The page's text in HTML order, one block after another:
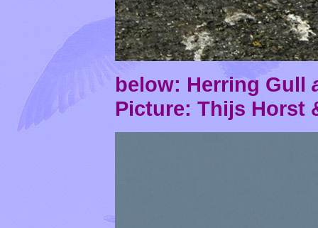
below: Herring Gull
Picture: Thijs Horst